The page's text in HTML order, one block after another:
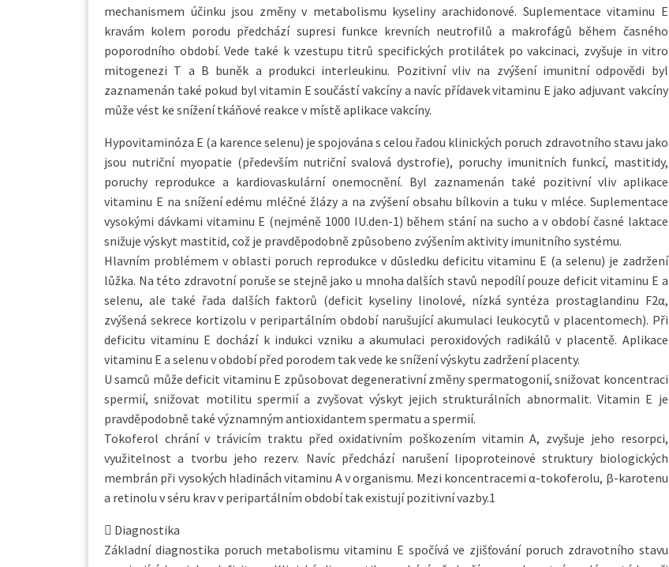
mechanismem účinku jsou změny v metabolismu kyseliny arachidonové. Suplementace vitaminu E
kravám kolem porodu předchází supresi funkce krevních neutrofilů a makrofágů během časného
poporodního období. Vede také k vzestupu titrů specifických protilátek po vakcinaci, zvyšuje in vitro
mitogenezi T a B buněk a produkci interleukinu. Pozitivní vliv na zvýšení imunitní odpovědi byl
zaznamenán také pokud byl vitamin E součástí vakcíny a navíc přídavek vitaminu E jako adjuvant vakcíny
může vést ke snížení tkáňové reakce v místě aplikace vakcíny.
Hypovitaminóza E (a karence selenu) je spojována s celou řadou klinických poruch zdravotního stavu jako
jsou nutriční myopatie (především nutriční svalová dystrofie), poruchy imunitních funkcí, mastitidy,
poruchy reprodukce a kardiovaskulární onemocnění. Byl zaznamenán také pozitivní vliv aplikace
vitaminu E na snížení edému mléčné žlázy a na zvýšení obsahu bílkovin a tuku v mléce. Suplementace
vysokými dávkami vitaminu E (nejméně 1000 IU.den-1) během stání na sucho a v období časné laktace
snižuje výskyt mastitid, což je pravděpodobně způsobeno zvýšením aktivity imunitního systému.
Hlavním problémem v oblasti poruch reprodukce v důsledku deficitu vitaminu E (a selenu) je zadržení
lůžka. Na této zdravotní poruše se stejně jako u mnoha dalších stavů nepodílí pouze deficit vitaminu E a
selenu, ale také řada dalších faktorů (deficit kyseliny linolové, nízká syntéza prostaglandinu F2α,
zvýšená sekrece kortizolu v peripartálním období narušující akumulaci leukocytů v placentomech). Při
deficitu vitaminu E dochází k indukci vzniku a akumulaci peroxidových radikálů v placentě. Aplikace
vitaminu E a selenu v období před porodem tak vede ke snížení výskytu zadržení placenty.
U samců může deficit vitaminu E způsobovat degenerativní změny spermatogonií, snižovat koncentraci
spermií, snižovat motilitu spermií a zvyšovat výskyt jejich strukturálních abnormalit. Vitamin E je
pravděpodobně také významným antioxidantem spermatu a spermií.
Tokoferol chrání v trávicím traktu před oxidativním poškozením vitamin A, zvyšuje jeho resorpci,
využitelnost a tvorbu jeho rezerv. Navíc předchází narušení lipoproteinové struktury biologických
membrán při vysokých hladinách vitaminu A v organismu. Mezi koncentracemi α-tokoferolu, β-karotenu
a retinolu v séru krav v peripartálním období tak existují pozitivní vazby.1
 Diagnostika
Základní diagnostika poruch metabolismu vitaminu E spočívá ve zjišťování poruch zdravotního stavu